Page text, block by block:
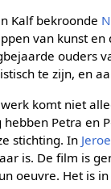
Kalf bekroonde
van kunst
ouders
te zijn, en
komt niet
Petra en
stichting. In
is. De film is
oeuvre. Het is